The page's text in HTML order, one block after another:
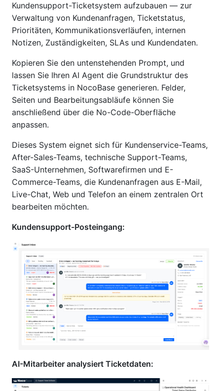
Kundensupport-Ticketsystem aufzubauen — zur
Verwaltung von Kundenanfragen, Ticketstatus,
Prioritäten, Kommunikationsverläufen, internen
Notizen, Zuständigkeiten, SLAs und Kundendaten.
Kopieren Sie den untenstehenden Prompt, und
lassen Sie Ihren AI Agent die Grundstruktur des
Ticketsystems in NocoBase generieren. Felder,
Seiten und Bearbeitungsabläufe können Sie
anschließend über die No-Code-Oberfläche
anpassen.
Dieses System eignet sich für Kundenservice-Teams,
After-Sales-Teams, technische Support-Teams,
SaaS-Unternehmen, Softwarefirmen und E-
Commerce-Teams, die Kundenanfragen aus E-Mail,
Live-Chat, Web und Telefon an einem zentralen Ort
bearbeiten möchten.
Kundensupport-Posteingang:
AI-Mitarbeiter analysiert Ticketdaten: